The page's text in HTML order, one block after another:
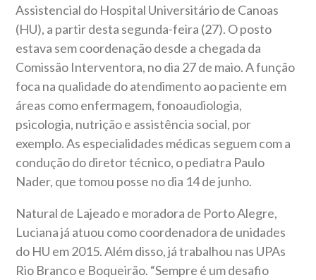
Assistencial do Hospital Universitário de Canoas
(HU), a partir desta segunda-feira (27). O posto
estava sem coordenação desde a chegada da
Comissão Interventora, no dia 27 de maio. A função
foca na qualidade do atendimento ao paciente em
áreas como enfermagem, fonoaudiologia,
psicologia, nutrição e assistência social, por
exemplo. As especialidades médicas seguem com a
condução do diretor técnico, o pediatra Paulo
Nader, que tomou posse no dia 14 de junho.
Natural de Lajeado e moradora de Porto Alegre,
Luciana já atuou como coordenadora de unidades
do HU em 2015. Além disso, já trabalhou nas UPAs
Rio Branco e Boqueirão. “Sempre é um desafio